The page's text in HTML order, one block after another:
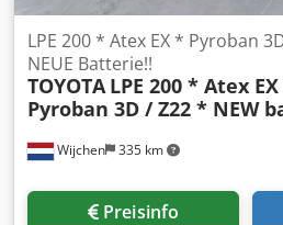
Wijchen 335 km
LPE 200 * Atex EX * Pyroban
NEUE Batterie!!
TOYOTA LPE 200 * Atex
Pyroban 3D / Z22 * NEW
Preisinfo